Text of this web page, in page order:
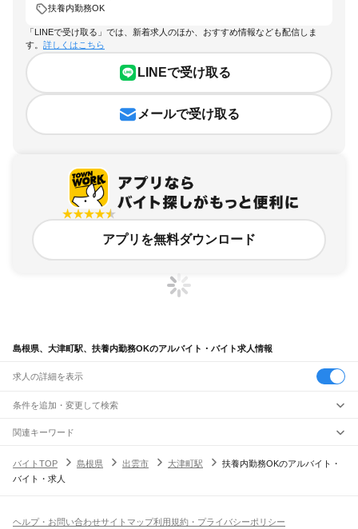
扶養内勤務OK
「LINEで受け取る」では、新着求人のほか、おすすめ情報なども配信しま
す。 詳しくはこちら
LINEで受け取る
メールで受け取る
アプリを無料ダウンロード
島根県、大津町駅、扶養内勤務OKのアルバイト・バイト求人情報
求人の詳細を表示
条件を追加・変更して検索
市区町村を追加・変更
島根県すべて
松江市
駅を追加・変更
職種を追加・変更
飲食・フードサービスすべて
関連キーワード
バイトTOP
島根県 出雲市 大津町駅
扶養内勤務OKのアルバイト・
バイト・求人
ヘルプ・お問い合わせサイトマップ利用規約・プライバシーポリシー